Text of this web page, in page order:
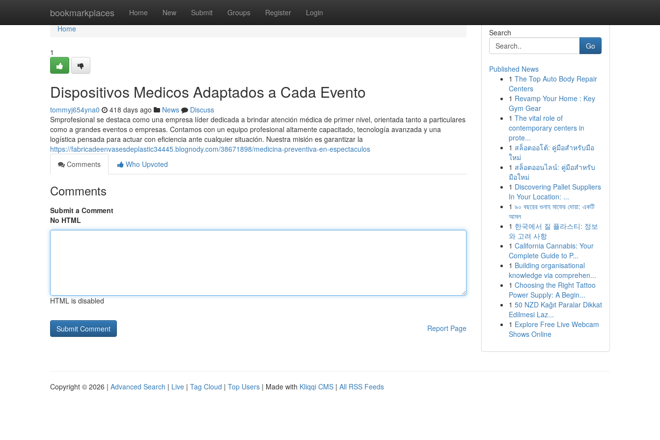
bookmarkplaces Home New Submit Groups Register Login
Home
Home
1
Dispositivos Medicos Adaptados a Cada Evento
tommyj654yna0 418 days ago News
Discuss
Smprofesional se destaca como una empresa líder dedicada a brindar atención médica de primer nivel, orientada tanto a particulares
como a grandes eventos o empresas. Contamos con un equipo profesional altamente capacitado, tecnología avanzada y una
logística pensada para actuar con eficiencia ante cualquier situación. Nuestra misión es garantizar la
https://fabricadeenvasesdeplastic34445.blognody.com/38671898/medicina-preventiva-en-espectaculos
Comments
Who Upvoted
Comments
Submit a Comment
No HTML
HTML is disabled
Report Page
Search
Go
Published News
1 The Top Auto Body Repair
Centers
1 Revamp Your Home : Key
Gym Gear
1 The vital role of
contemporary centers in
prote...
1 สล็อตออโต้: คู่มือสำหรับมือ
ใหม่
1 สล็อตออนไลน์: คู่มือสำหรับ
มือใหม่
1 Discovering Pallet Suppliers
In Your Location: ...
1 ৯০ বছরের গুনাহ মাফের দোয়া: একটি
আমল
1 한국에서 질 플라스티: 정보
와 고려 사항
1 California Cannabis: Your
Complete Guide to P...
1 Building organisational
knowledge via comprehen...
1 Choosing the Right Tattoo
Power Supply: A Begin...
1 50 NZD Kağıt Paralar Dikkat
Edilmesi Laz...
1 Explore Free Live Webcam
Shows Online
Copyright © 2026 | Advanced Search | Live | Tag Cloud | Top Users | Made with Kliqqi CMS | All RSS Feeds